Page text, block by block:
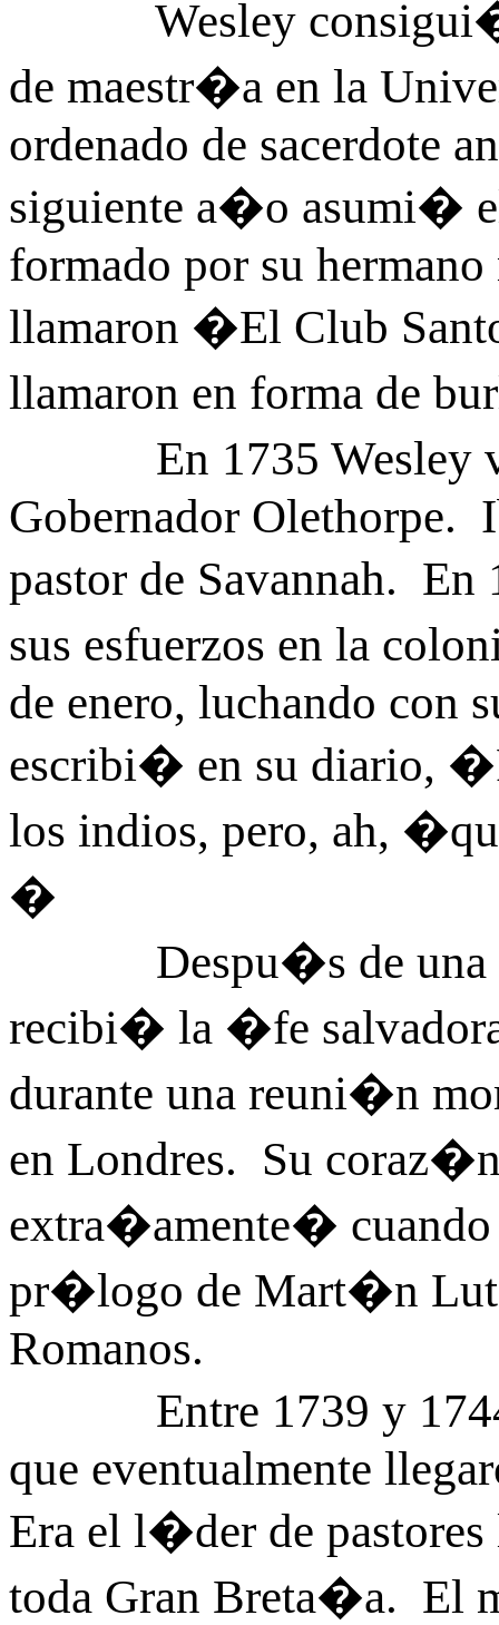
Wesley consigui�
de maestr�a en la
ordenado de sacerdote
siguiente a�o asumi�
formado por su
llamaron �El Club
llamaron en forma de
En 1735 Wesley
Gobernador Olethorpe.
pastor de Savannah.
sus esfuerzos en la
de enero, luchando con
escribi� en su diario,
los indios, pero, ah,
�
Despu�s de una
recibi� la �fe
durante una reuni�n
en Londres. Su
extra�amente�
pr�logo de Mart�n
Romanos.
Entre 1739 y 1744
que eventualmente
Era el l�der de
toda Gran Breta�a. El